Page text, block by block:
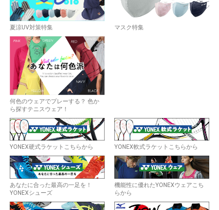
夏涼UV対策特集 マスク特集
何色のウェアでプレーする？ 色か
ら探すテニスウェア！
YONEX硬式ラケットこちらから YONEX軟式ラケットこちらから
あなたに合った最高の一足を！
YONEXシューズ
機能性に優れたYONEXウェアこち
らから